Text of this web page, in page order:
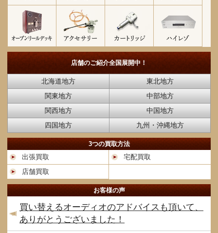
店舗のご紹介全国展開中！
北海道地方
東北地方
関東地方
中部地方
関西地方
中国地方
四国地方
九州・沖縄地方
3つの買取方法
出張買取
宅配買取
店舗買取
お客様の声
買い替えるオーディオのアドバイスも頂いて、
ありがとうございました！